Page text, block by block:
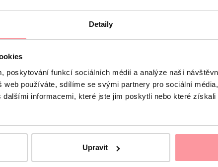
Detaily
poskytování funkcí sociálních médií a analýze naší
web používáte, sdílíme se svými partnery pro sociální
dalšími informacemi, které jste jim poskytli nebo které
Upravit
1
min lettura · Articoli
degli ovociti e degli
embrioni